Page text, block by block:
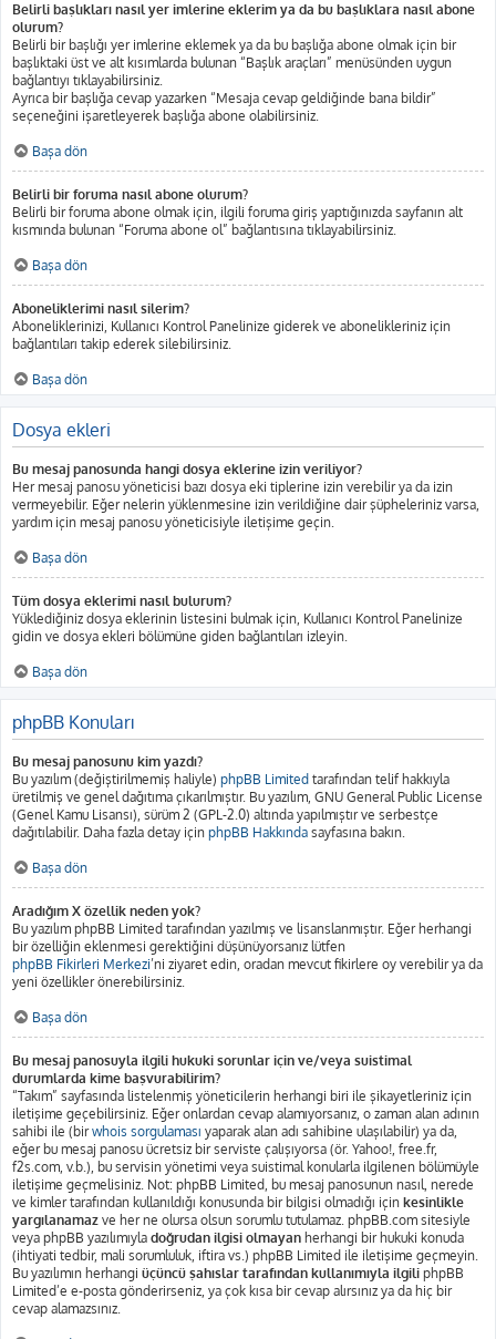
Belirli başlıkları nasıl yer imlerine eklerim ya da bu başlıklara nasıl abone
olurum?
Belirli bir başlığı yer imlerine eklemek ya da bu başlığa abone olmak için bir
başlıktaki üst ve alt kısımlarda bulunan “Başlık araçları” menüsünden uygun
bağlantıyı tıklayabilirsiniz.
Ayrıca bir başlığa cevap yazarken “Mesaja cevap geldiğinde bana bildir”
seçeneğini işaretleyerek başlığa abone olabilirsiniz.
Başa dön
Belirli bir foruma nasıl abone olurum?
Belirli bir foruma abone olmak için, ilgili foruma giriş yaptığınızda sayfanın alt
kısmında bulunan “Foruma abone ol” bağlantısına tıklayabilirsiniz.
Başa dön
Aboneliklerimi nasıl silerim?
Aboneliklerinizi, Kullanıcı Kontrol Panelinize giderek ve abonelikleriniz için
bağlantıları takip ederek silebilirsiniz.
Başa dön
Dosya ekleri
Bu mesaj panosunda hangi dosya eklerine izin veriliyor?
Her mesaj panosu yöneticisi bazı dosya eki tiplerine izin verebilir ya da izin
vermeyebilir. Eğer nelerin yüklenmesine izin verildiğine dair şüpheleriniz varsa,
yardım için mesaj panosu yöneticisiyle iletişime geçin.
Başa dön
Tüm dosya eklerimi nasıl bulurum?
Yüklediğiniz dosya eklerinin listesini bulmak için, Kullanıcı Kontrol Panelinize
gidin ve dosya ekleri bölümüne giden bağlantıları izleyin.
Başa dön
phpBB Konuları
Bu mesaj panosunu kim yazdı?
Bu yazılım (değiştirilmemiş haliyle) phpBB Limited tarafından telif hakkıyla
üretilmiş ve genel dağıtıma çıkarılmıştır. Bu yazılım, GNU General Public License
(Genel Kamu Lisansı), sürüm 2 (GPL-2.0) altında yapılmıştır ve serbestçe
dağıtılabilir. Daha fazla detay için phpBB Hakkında sayfasına bakın.
Başa dön
Aradığım X özellik neden yok?
Bu yazılım phpBB Limited tarafından yazılmış ve lisanslanmıştır. Eğer herhangi
bir özelliğin eklenmesi gerektiğini düşünüyorsanız lütfen
phpBB Fikirleri Merkezi’ni ziyaret edin, oradan mevcut fikirlere oy verebilir ya da
yeni özellikler önerebilirsiniz.
Başa dön
Bu mesaj panosuyla ilgili hukuki sorunlar için ve/veya suistimal
durumlarda kime başvurabilirim?
“Takım” sayfasında listelenmiş yöneticilerin herhangi biri ile şikayetleriniz için
iletişime geçebilirsiniz. Eğer onlardan cevap alamıyorsanız, o zaman alan adının
sahibi ile (birwhois sorgulaması yaparak alan adı sahibine ulaşılabilir) ya da,
eğer bu mesaj panosu ücretsiz bir serviste çalışıyorsa (ör. Yahoo!, free.fr,
f2s.com, v.b.), bu servisin yönetimi veya suistimal konularla ilgilenen bölümüyle
iletişime geçmelisiniz. Not: phpBB Limited, bu mesaj panosunun nasıl, nerede
ve kimler tarafından kullanıldığı konusunda bir bilgisi olmadığı için kesinlikle
yargılanamaz ve her ne olursa olsun sorumlu tutulamaz. phpBB.com sitesiyle
veya phpBB yazılımıyla doğrudan ilgisi olmayan herhangi bir hukuki konuda
(ihtiyati tedbir, mali sorumluluk, iftira vs.) phpBB Limited ile iletişime geçmeyin.
Bu yazılımın herhangi üçüncü şahıslar tarafından kullanımıyla ilgili phpBB
Limited’e e-posta gönderirseniz, ya çok kısa bir cevap alırsınız ya da hiç bir
cevap alamazsınız.